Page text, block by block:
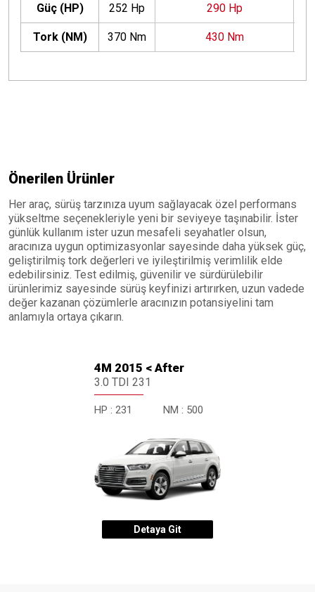
Güç (HP) 252 Hp 290 Hp
Tork (NM) 370 Nm 430 Nm
Önerilen Ürünler
Her araç, sürüş tarzınıza uyum sağlayacak özel performans
yükseltme seçenekleriyle yeni bir seviyeye taşınabilir. İster
günlük kullanım ister uzun mesafeli seyahatler olsun,
aracınıza uygun optimizasyonlar sayesinde daha yüksek güç,
geliştirilmiş tork değerleri ve iyileştirilmiş verimlilik elde
edebilirsiniz. Test edilmiş, güvenilir ve sürdürülebilir
ürünlerimiz sayesinde sürüş keyfinizi artırırken, uzun vadede
değer kazanan çözümlerle aracınızın potansiyelini tam
anlamıyla ortaya çıkarın.
4M 2015 < After
3.0 TDI 231
HP : 231 NM : 500
Detaya Git